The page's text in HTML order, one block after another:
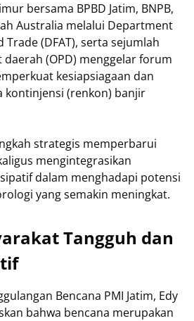
bersama BPBD Jatim, BNPB,
Australia melalui Department
Trade (DFAT), serta sejumlah
(OPD) menggelar forum
kesiapsiagaan dan
kontinjensi (renkon) banjir
strategis memperbarui
mengintegrasikan
dalam menghadapi potensi
yang semakin meningkat.
Tangguh dan
Bencana PMI Jatim, Edy
bahwa bencana merupakan